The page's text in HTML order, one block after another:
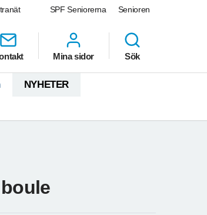
SPF Seniorerna Senioren
Mina sidor Sök
NYHETER